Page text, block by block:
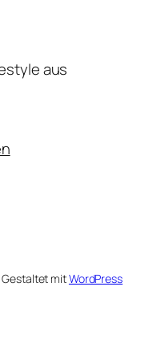
aus
Gestaltet mitWordPress